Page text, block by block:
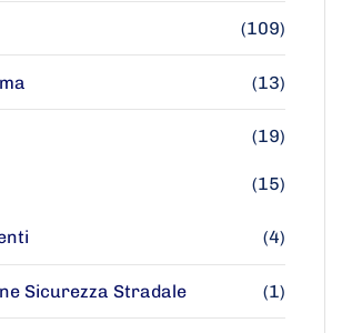
(109)
(13)
(19)
(15)
(4)
Sicurezza Stradale (1)